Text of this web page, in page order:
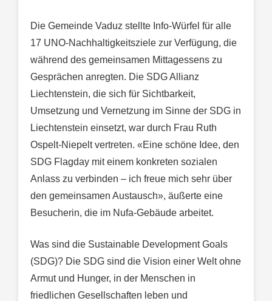
Die Gemeinde Vaduz stellte Info-Würfel für alle
17 UNO-Nachhaltigkeitsziele zur Verfügung, die
während des gemeinsamen Mittagessens zu
Gesprächen anregten. Die SDG Allianz
Liechtenstein, die sich für Sichtbarkeit,
Umsetzung und Vernetzung im Sinne der SDG in
Liechtenstein einsetzt, war durch Frau Ruth
Ospelt-Niepelt vertreten. «Eine schöne Idee, den
SDG Flagday mit einem konkreten sozialen
Anlass zu verbinden – ich freue mich sehr über
den gemeinsamen Austausch», äußerte eine
Besucherin, die im Nufa-Gebäude arbeitet.
Was sind die Sustainable Development Goals
(SDG)? Die SDG sind die Vision einer Welt ohne
Armut und Hunger, in der Menschen in
friedlichen Gesellschaften leben und